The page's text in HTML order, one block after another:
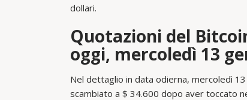
dollari.
Quotazioni del
oggi, mercoledì 13
Nel dettaglio in data odierna, mercoledì
scambiato a $ 34.600 dopo aver toccato